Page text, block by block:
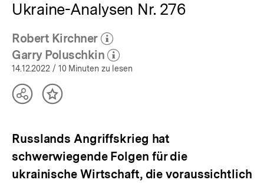
Ukraine-Analysen Nr. 276
Robert Kirchner
(Mehr zum Autor)
öffnen
Garry Poluschkin
(Mehr zum Autor)
öffnen
14.12.2022 / 10 Minuten zu lesen
TeilenInhalt
Russlands Angriffskrieg hat
schwerwiegende Folgen für die
ukrainische Wirtschaft, die voraussichtlich